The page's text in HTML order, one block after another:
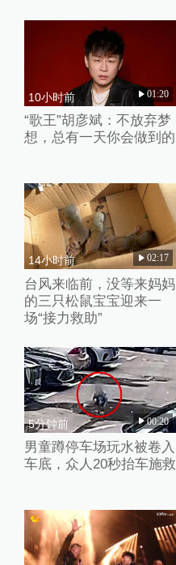
10小时前 01:20
“歌王”胡彦斌：不放弃梦
想，总有一天你会做到的
14小时前 02:17
台风来临前，没等来妈妈
的三只松鼠宝宝迎来一
场“接力救助”
5分钟前 00:20
男童蹲停车场玩水被卷入
车底，众人20秒抬车施救